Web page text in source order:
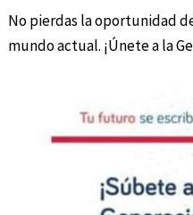
No pierdas la oportunidad
mundo actual. ¡Únete a la